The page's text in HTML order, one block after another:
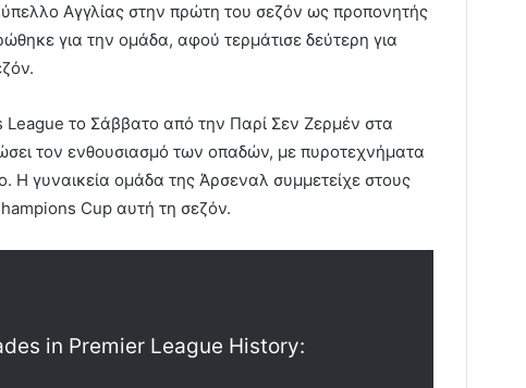
Αγγλίας στην πρώτη του σεζόν ως προπονητής
για την ομάδα, αφού τερμάτισε δεύτερη για
το Σάββατο από την Παρί Σεν Ζερμέν στα
τον ενθουσιασμό των οπαδών, με πυροτεχνήματα
Η γυναικεία ομάδα της Άρσεναλ συμμετείχε στους
Cup αυτή τη σεζόν.
in Premier League History: